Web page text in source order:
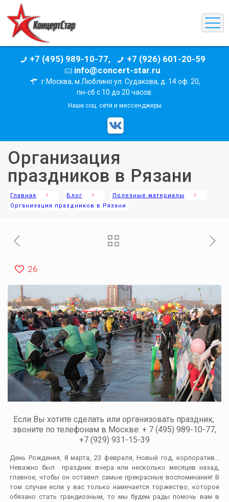
+7 (495) 989-10-77,
+7 (926) 601-20-59
info@concert-star.ru
г.Москва, м.Люблино ул. Судакова, д. 14 оф. 20,
пн-сб с 10 до 20 часов.
Наши соц. сети и мессенджеры
Организация
праздников в Рязани
Главная Блог
Полезные материалы
Организация праздников в Рязани
26
Если Вы хотите сделать или организовать праздник,
звоните по телефонам в Москве: + 7 (495) 989-10-77,
+7 (929) 931-15-39
День Рождения, 8 марта, 23 февраля, Новый год, корпоратив…
Неважно был праздник вчера или несколько месяцев назад,
главное, чтобы он оставил самые прекрасные воспоминания! В
том случае если у вас только намечается торжество, которое
обязано стать грандиозным, то мы будем рады помочь вам в